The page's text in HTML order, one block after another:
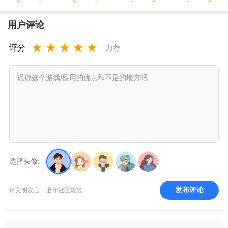
用户评论
评分 ★ ★ ★ ★ ★ 力荐
选择头像:
请文明发言，遵守社区规范 发布评论